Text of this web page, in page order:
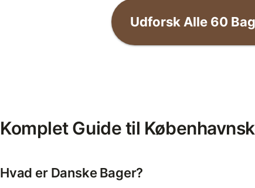
Udforsk Alle 60
Komplet Guide til
Hvad er Danske Bager?